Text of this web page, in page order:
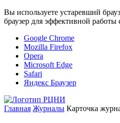
Вы используете устаревший
браузер для эффективной работы
Google Chrome
Mozilla Firefox
Opera
Microsoft Edge
Safari
Яндекс Браузер
Главная Журналы Карточка